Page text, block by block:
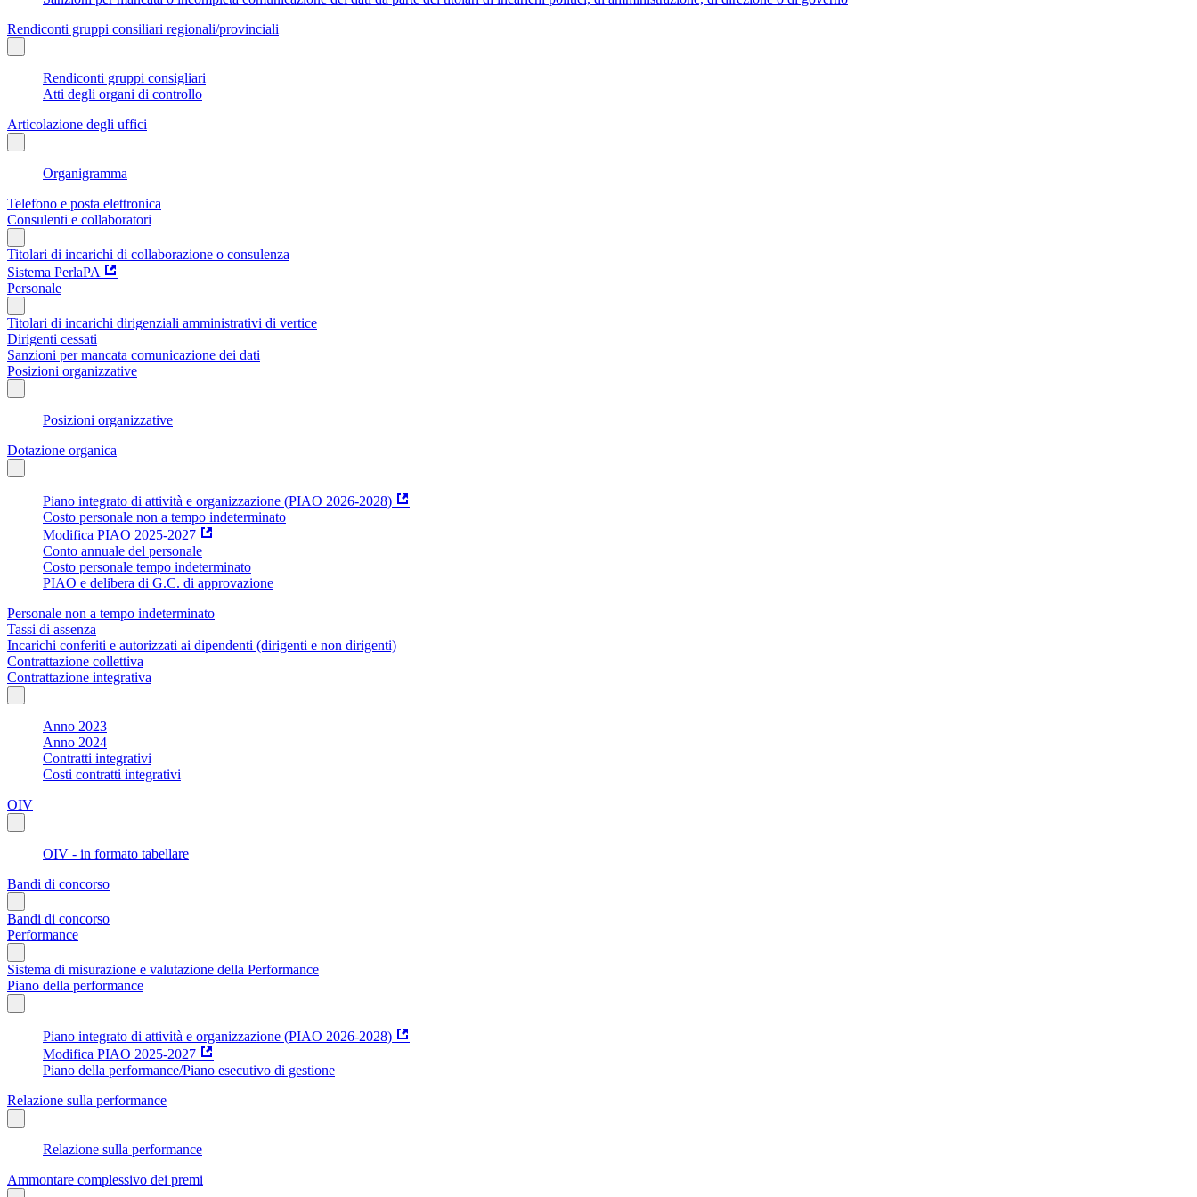
Rendiconti gruppi consiliari regionali/provinciali
Rendiconti gruppi consigliari
Atti degli organi di controllo
Articolazione degli uffici
Organigramma
Telefono e posta elettronica
Consulenti e collaboratori
Titolari di incarichi di collaborazione o consulenza
Sistema PerlaPA
Personale
Titolari di incarichi dirigenziali amministrativi di vertice
Dirigenti cessati
Sanzioni per mancata comunicazione dei dati
Posizioni organizzative
Posizioni organizzative
Dotazione organica
Piano integrato di attività e organizzazione (PIAO 2026-2028)
Costo personale non a tempo indeterminato
Modifica PIAO 2025-2027
Conto annuale del personale
Costo personale tempo indeterminato
PIAO e delibera di G.C. di approvazione
Personale non a tempo indeterminato
Tassi di assenza
Incarichi conferiti e autorizzati ai dipendenti (dirigenti e non dirigenti)
Contrattazione collettiva
Contrattazione integrativa
Anno 2023
Anno 2024
Contratti integrativi
Costi contratti integrativi
OIV
OIV - in formato tabellare
Bandi di concorso
Bandi di concorso
Performance
Sistema di misurazione e valutazione della Performance
Piano della performance
Piano integrato di attività e organizzazione (PIAO 2026-2028)
Modifica PIAO 2025-2027
Piano della performance/Piano esecutivo di gestione
Relazione sulla performance
Relazione sulla performance
Ammontare complessivo dei premi